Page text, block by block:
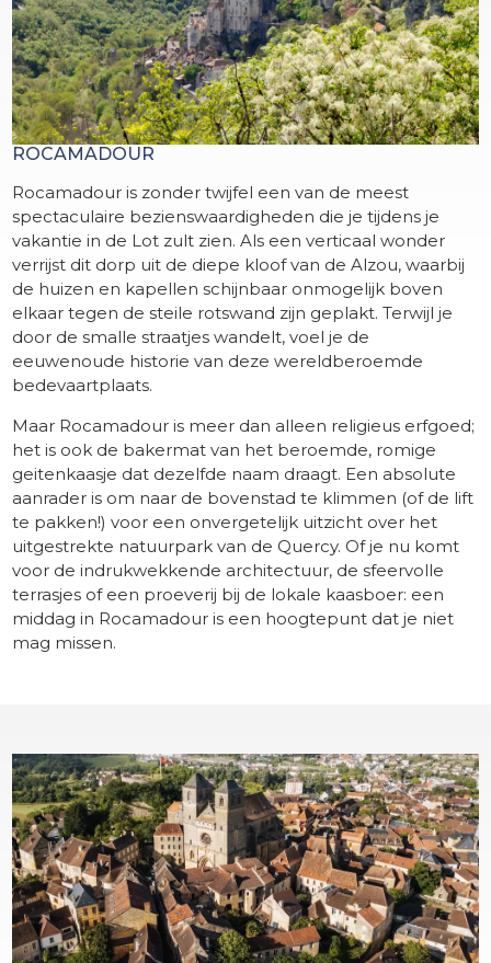
ROCAMADOUR
Rocamadour is zonder twijfel een van de meest
spectaculaire bezienswaardigheden die je tijdens je
vakantie in de Lot zult zien. Als een verticaal wonder
verrijst dit dorp uit de diepe kloof van de Alzou, waarbij
de huizen en kapellen schijnbaar onmogelijk boven
elkaar tegen de steile rotswand zijn geplakt. Terwijl je
door de smalle straatjes wandelt, voel je de
eeuwenoude historie van deze wereldberoemde
bedevaartplaats.
Maar Rocamadour is meer dan alleen religieus erfgoed;
het is ook de bakermat van het beroemde, romige
geitenkaasje dat dezelfde naam draagt. Een absolute
aanrader is om naar de bovenstad te klimmen (of de lift
te pakken!) voor een onvergetelijk uitzicht over het
uitgestrekte natuurpark van de Quercy. Of je nu komt
voor de indrukwekkende architectuur, de sfeervolle
terrasjes of een proeverij bij de lokale kaasboer: een
middag in Rocamadour is een hoogtepunt dat je niet
mag missen.